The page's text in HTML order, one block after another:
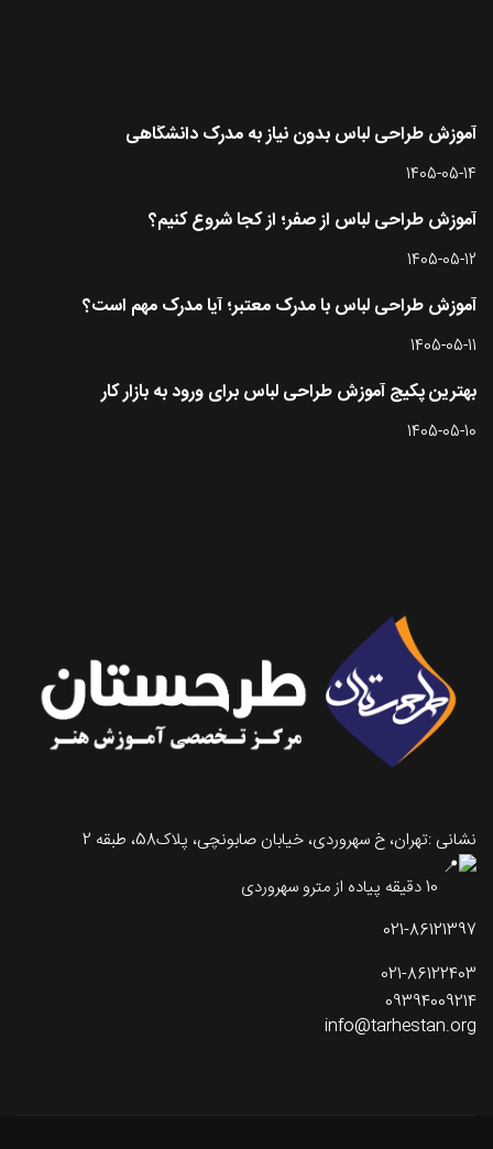
آموزش طراحی لباس بدون نیاز به مدرک دانشگاهی
1405-05-14
آموزش طراحی لباس از صفر؛ از کجا شروع کنیم؟
1405-05-12
آموزش طراحی لباس با مدرک معتبر؛ آیا مدرک مهم است؟
1405-05-11
بهترین پکیج آموزش طراحی لباس برای ورود به بازار کار
1405-05-10
نشانی :تهران، خ سهروردی، خیابان صابونچی، پلاک58، طبقه 2
021-86121397
021-86122403
09394009214
info@tarhestan.org